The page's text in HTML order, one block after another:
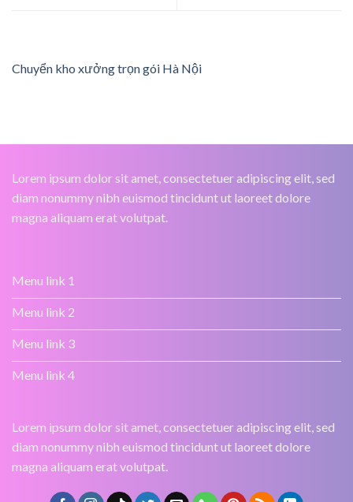
Chuyển kho xưởng trọn gói Hà Nội
Lorem ipsum dolor sit amet, consectetuer adipiscing elit, sed
diam nonummy nibh euismod tincidunt ut laoreet dolore
magna aliquam erat volutpat.
Menu link 1
Menu link 2
Menu link 3
Menu link 4
Lorem ipsum dolor sit amet, consectetuer adipiscing elit, sed
diam nonummy nibh euismod tincidunt ut laoreet dolore
magna aliquam erat volutpat.